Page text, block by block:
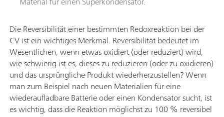
Die Reversibilität einer bestimmten Redoxreaktion bei der
CV ist ein wichtiges Merkmal. Reversibilität bedeutet im
Wesentlichen, wenn etwas oxidiert (oder reduziert) wird,
wie schwierig ist es, dieses zu reduzieren (oder zu oxidieren)
und das ursprüngliche Produkt wiederherzustellen? Wenn
man zum Beispiel nach neuen Materialien für eine
wiederaufladbare Batterie oder einen Kondensator sucht, ist
es wichtig, dass die Reaktion möglichst zu 100 % reversibel